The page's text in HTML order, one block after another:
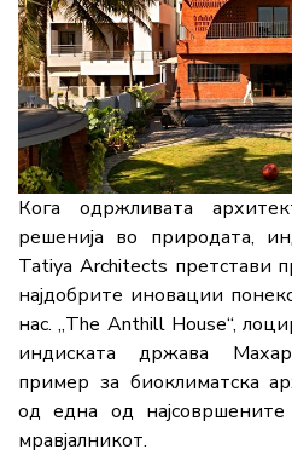
Кога одржливата
решенија во природата,
Tatiya Architects претстави
најдобрите иновации
нас. „The Anthill House“,
индиската држава
пример за биоклиматска
од една од
мравјалникот.